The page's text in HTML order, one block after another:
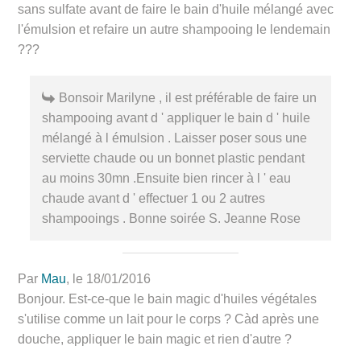
sans sulfate avant de faire le bain d'huile mélangé avec
l'émulsion et refaire un autre shampooing le lendemain
???
Bonsoir Marilyne , il est préférable de faire un
shampooing avant d ' appliquer le bain d ' huile
mélangé à l émulsion . Laisser poser sous une
serviette chaude ou un bonnet plastic pendant
au moins 30mn .Ensuite bien rincer à l ' eau
chaude avant d ' effectuer 1 ou 2 autres
shampooings . Bonne soirée S. Jeanne Rose
Par Mau, le 18/01/2016
Bonjour. Est-ce-que le bain magic d'huiles végétales
s'utilise comme un lait pour le corps ? Càd après une
douche, appliquer le bain magic et rien d'autre ?